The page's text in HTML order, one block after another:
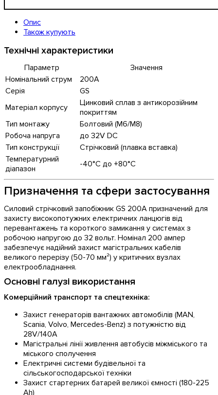
Опис
Також купують
Технічні характеристики
Параметр
Значення
Номінальний струм
200А
Серія
GS
Матеріал корпусу
Цинковий сплав з антикорозійним
покриттям
Тип монтажу
Болтовий (М6/М8)
Робоча напруга
до 32V DC
Тип конструкції
Стрічковий (плавка вставка)
Температурний
діапазон
-40°C до +80°C
Призначення та сфери застосування
Силовий стрічковий запобіжник GS 200А призначений для
захисту високопотужних електричних ланцюгів від
перевантажень та короткого замикання у системах з
робочою напругою до 32 вольт. Номінал 200 ампер
забезпечує надійний захист магістральних кабелів
великого перерізу (50-70 мм²) у критичних вузлах
електрообладнання.
Основні галузі використання
Комерційний транспорт та спецтехніка:
Захист генераторів вантажних автомобілів (MAN,
Scania, Volvo, Mercedes-Benz) з потужністю від
28V/140A
Магістральні лінії живлення автобусів міжміського та
міського сполучення
Електричні системи будівельної та
сільськогосподарської техніки
Захист стартерних батарей великої ємності (180-225
Ah)